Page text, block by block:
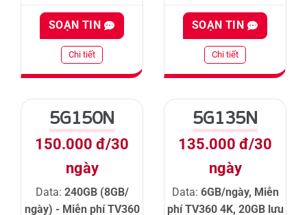
SOẠN TIN
Chi tiết
SOẠN TIN
Chi tiết
5G150N
150.000 đ/30
ngày
Data: 240GB (8GB/
ngày) - Miễn phí TV360
5G135N
135.000 đ/30
ngày
Data: 6GB/ngày, Miễn
phí TV360 4K, 20GB lưu